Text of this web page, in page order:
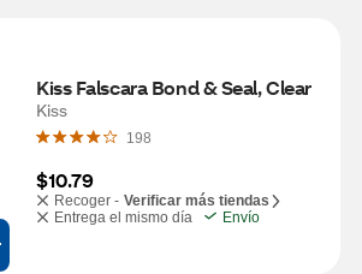
Kiss Falscara Bond & Seal, Clear
Kiss
198
$10.79
Recoger - Verificar más tiendas
Entrega el mismo día
Envío